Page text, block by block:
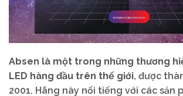
Absen là một trong những thương
LED hàng đầu trên thế giới, được
2001. Hãng này nổi tiếng với các sản